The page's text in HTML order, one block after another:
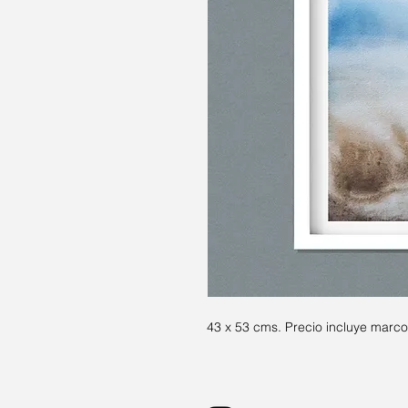
43 x 53 cms. Precio incluye